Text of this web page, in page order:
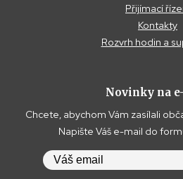
Přijímací
Kontakty
Rozvrh hodin a
Novinky na
Chcete, abychom Vám zasílali
Napište Váš e-mail do